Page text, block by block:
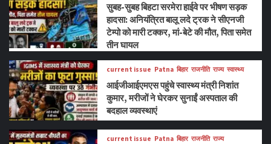
सुबह-सुबह बिहटा सरमेरा हाईवे पर भीषण सड़क
हादसा: अनियंत्रित बालू लदे ट्रक ने सीएनजी
टेम्पो को मारी टक्कर, मां-बेटे की मौत, पिता समेत
तीन घायल
current issue Patna बिहार राजनीति राज्य स्वास्थ्य
आईजीआईएमएस पहुंचे स्वास्थ्य मंत्री निशांत
कुमार, मरीजों ने घेरकर सुनाईं अस्पताल की
बदहाल व्यवस्थाएं
current issue Patna बिहार राजनीति राज्य